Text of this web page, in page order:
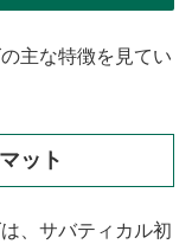
主な特徴を見てい
ット
、サバティカル初